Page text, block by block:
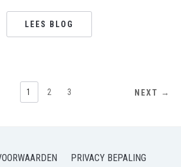
LEES BLOG
1 2 3 NEXT →
PRIVACY BEPALING